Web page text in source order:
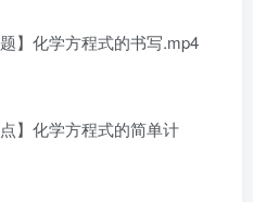
化学方程式的书写.mp4
化学方程式的简单计